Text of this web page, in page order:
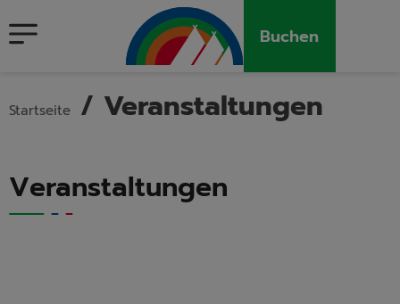
Buchen
Startseite / Veranstaltungen
Veranstaltungen